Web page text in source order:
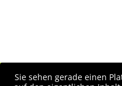
Sie sehen gerade einen